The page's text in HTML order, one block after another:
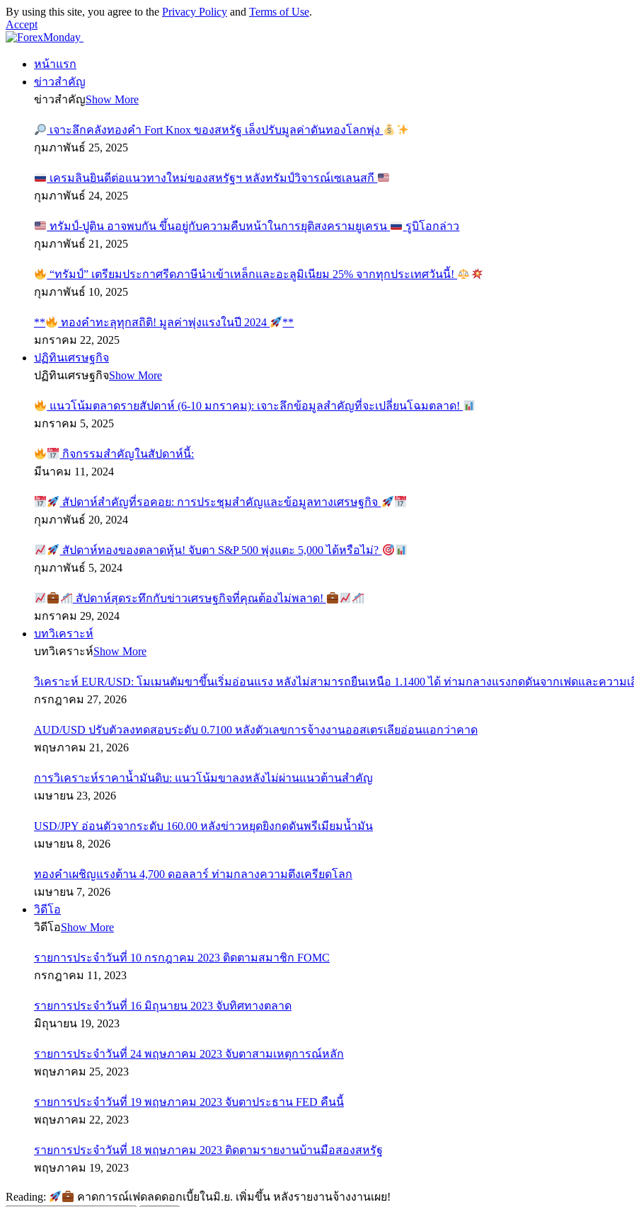
By using this site, you agree to the Privacy Policy and Terms of Use.
Accept
หน้าแรก
ข่าวสำคัญ
ข่าวสำคัญShow More
เจาะลึกคลังทองคำ Fort Knox ของสหรัฐ เล็งปรับมูลค่าดันทองโลกพุ่ง
กุมภาพันธ์ 25, 2025
เครมลินยินดีต่อแนวทางใหม่ของสหรัฐฯ หลังทรัมป์วิจารณ์เซเลนสกี
กุมภาพันธ์ 24, 2025
ทรัมป์-ปูติน อาจพบกัน ขึ้นอยู่กับความคืบหน้าในการยุติสงครามยูเครน
รูบิโอกล่าว
กุมภาพันธ์ 21, 2025
“ทรัมป์” เตรียมประกาศรีดภาษีนำเข้าเหล็กและอะลูมิเนียม 25% จากทุกประเทศวันนี้!
กุมภาพันธ์ 10, 2025
** ทองคำทะลุทุกสถิติ! มูลค่าพุ่งแรงในปี 2024
**
มกราคม 22, 2025
ปฏิทินเศรษฐกิจ
ปฏิทินเศรษฐกิจShow More
แนวโน้มตลาดรายสัปดาห์ (6-10 มกราคม): เจาะลึกข้อมูลสำคัญที่จะเปลี่ยนโฉมตลาด!
มกราคม 5, 2025
กิจกรรมสำคัญในสัปดาห์นี้:
มีนาคม 11, 2024
สัปดาห์สำคัญที่รอคอย: การประชุมสำคัญและข้อมูลทางเศรษฐกิจ
กุมภาพันธ์ 20, 2024
สัปดาห์ทองของตลาดหุ้น! จับตา S&P 500 พุ่งแตะ 5,000 ได้หรือไม่?
กุมภาพันธ์ 5, 2024
สัปดาห์สุดระทึกกับข่าวเศรษฐกิจที่คุณต้องไม่พลาด!
มกราคม 29, 2024
บทวิเคราะห์
บทวิเคราะห์Show More
วิเคราะห์ EUR/USD: โมเมนตัมขาขึ้นเริ่มอ่อนแรง หลังไม่สามารถยืนเหนือ 1.1400 ได้ ท่ามกลางแรงกดดันจากเฟดและความ
กรกฎาคม 27, 2026
AUD/USD ปรับตัวลงทดสอบระดับ 0.7100 หลังตัวเลขการจ้างงานออสเตรเลียอ่อนแอกว่าคาด
พฤษภาคม 21, 2026
การวิเคราะห์ราคาน้ำมันดิบ: แนวโน้มขาลงหลังไม่ผ่านแนวต้านสำคัญ
เมษายน 23, 2026
USD/JPY อ่อนตัวจากระดับ 160.00 หลังข่าวหยุดยิงกดดันพรีเมียมน้ำมัน
เมษายน 8, 2026
ทองคำเผชิญแรงต้าน 4,700 ดอลลาร์ ท่ามกลางความตึงเครียดโลก
เมษายน 7, 2026
วิดีโอ
วิดีโอShow More
รายการประจำวันที่ 10 กรกฎาคม 2023 ติดตามสมาชิก FOMC
กรกฎาคม 11, 2023
รายการประจำวันที่ 16 มิถุนายน 2023 จับทิศทางตลาด
มิถุนายน 19, 2023
รายการประจำวันที่ 24 พฤษภาคม 2023 จับตาสามเหตุการณ์หลัก
พฤษภาคม 25, 2023
รายการประจำวันที่ 19 พฤษภาคม 2023 จับตาประธาน FED คืนนี้
พฤษภาคม 22, 2023
รายการประจำวันที่ 18 พฤษภาคม 2023 ติดตามรายงานบ้านมือสองสหรัฐ
พฤษภาคม 19, 2023
Reading: คาดการณ์เฟดลดดอกเบี้ยในมิ.ย. เพิ่มขึ้น หลังรายงานจ้างงานเผย!